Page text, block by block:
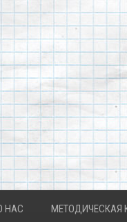
НАС МЕТОДИЧЕСКАЯ